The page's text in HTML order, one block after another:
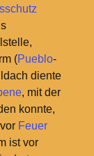
(Pueblo-
diente
, mit der
konnte,
Feuer
ist vor